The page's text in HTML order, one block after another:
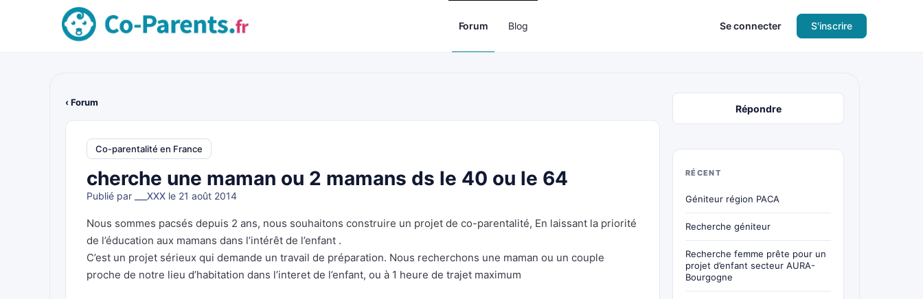
Forum Blog Se connecter S'inscrire
‹ Forum
Co-parentalité en France
cherche une maman ou 2 mamans ds le 40 ou le 64
Publié par ___XXX le 21 août 2014
Nous sommes pacsés depuis 2 ans, nous souhaitons construire un projet de co-parentalité, En laissant la priorité
de l’éducation aux mamans dans l’intérêt de l’enfant .
C’est un projet sérieux qui demande un travail de préparation. Nous recherchons une maman ou un couple
proche de notre lieu d’habitation dans l’interet de l’enfant, ou à 1 heure de trajet maximum
Répondre
RÉCENT
Géniteur région PACA
Recherche géniteur
Recherche femme prête pour un
projet d’enfant secteur AURA-
Bourgogne